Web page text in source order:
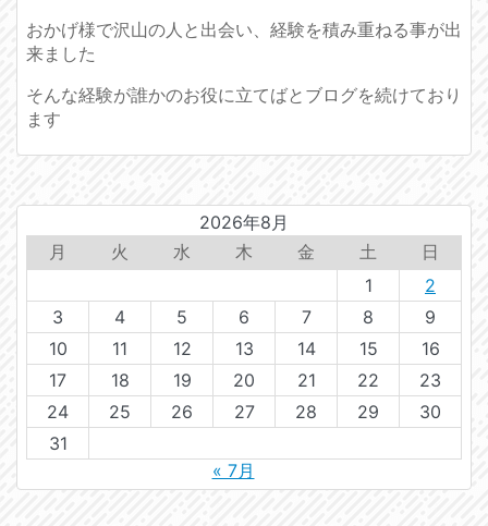
おかげ様で沢山の人と出会い、経験を積み重ねる事が出
来ました
そんな経験が誰かのお役に立てばとブログを続けており
ます
2026年8月
月
火 水 木 金 土
日
1
2
3
4 5 6 7 8
9
10
11 12 13 14 15
16
17
18 19 20 21 22
23
24
25 26 27 28 29
30
31
« 7月